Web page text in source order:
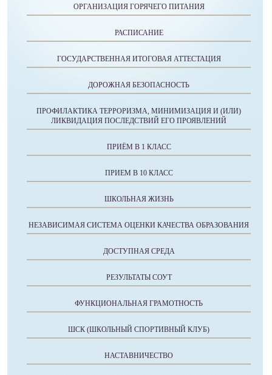
ОРГАНИЗАЦИЯ ГОРЯЧЕГО ПИТАНИЯ
РАСПИСАНИЕ
ГОСУДАРСТВЕННАЯ ИТОГОВАЯ АТТЕСТАЦИЯ
ДОРОЖНАЯ БЕЗОПАСНОСТЬ
ПРОФИЛАКТИКА ТЕРРОРИЗМА, МИНИМИЗАЦИЯ И (ИЛИ)
ЛИКВИДАЦИЯ ПОСЛЕДСТВИЙ ЕГО ПРОЯВЛЕНИЙ
ПРИЁМ В 1 КЛАСС
ПРИЕМ В 10 КЛАСС
ШКОЛЬНАЯ ЖИЗНЬ
НЕЗАВИСИМАЯ СИСТЕМА ОЦЕНКИ КАЧЕСТВА ОБРАЗОВАНИЯ
ДОСТУПНАЯ СРЕДА
РЕЗУЛЬТАТЫ СОУТ
ФУНКЦИОНАЛЬНАЯ ГРАМОТНОСТЬ
ШСК (ШКОЛЬНЫЙ СПОРТИВНЫЙ КЛУБ)
НАСТАВНИЧЕСТВО